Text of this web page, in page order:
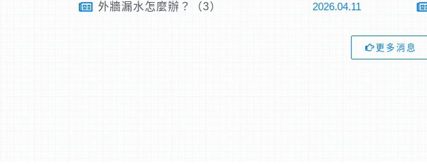
外牆漏水怎麼辦？（3） 2026.04.11
更多消息